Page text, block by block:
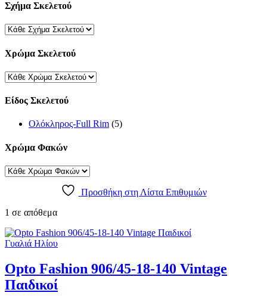
Σχήμα Σκελετού
Χρώμα Σκελετού
Είδος Σκελετού
Ολόκληρος-Full Rim (5)
Χρώμα Φακών
Προσθήκη στη Λίστα Επιθυμιών
1 σε απόθεμα
Γυαλιά Ηλίου
Opto Fashion 906/45-18-140 Vintage
Παιδικοί